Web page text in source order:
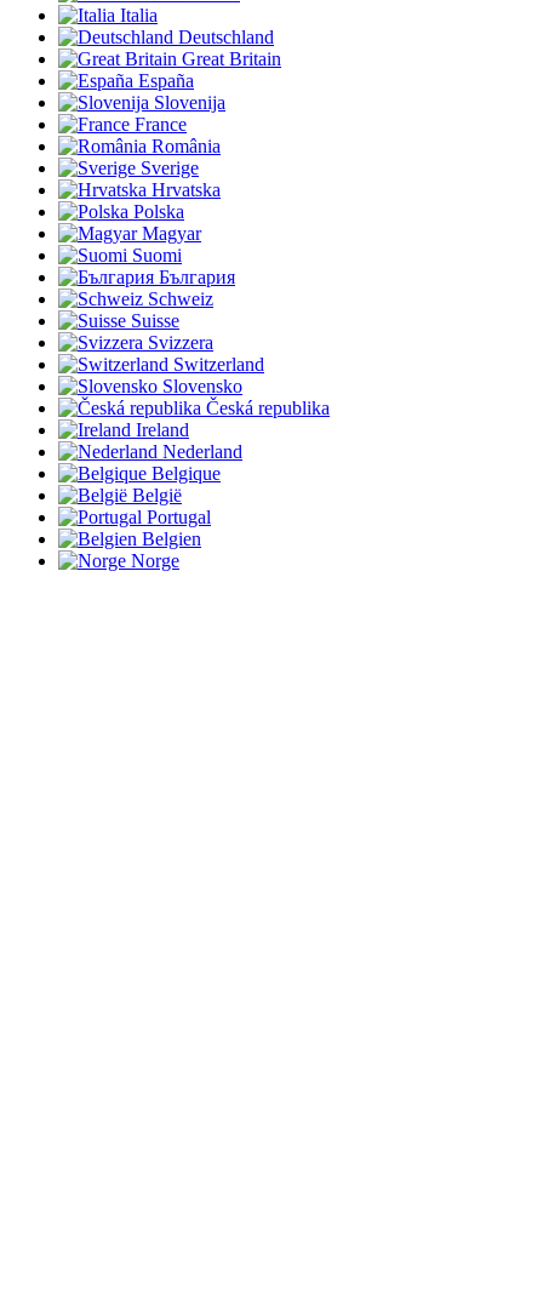
Italia
Deutschland
Great Britain
España
Slovenija
France
România
Sverige
Hrvatska
Polska
Magyar
Suomi
България
Schweiz
Suisse
Svizzera
Switzerland
Slovensko
Česká republika
Ireland
Nederland
Belgique
België
Portugal
Belgien
Norge